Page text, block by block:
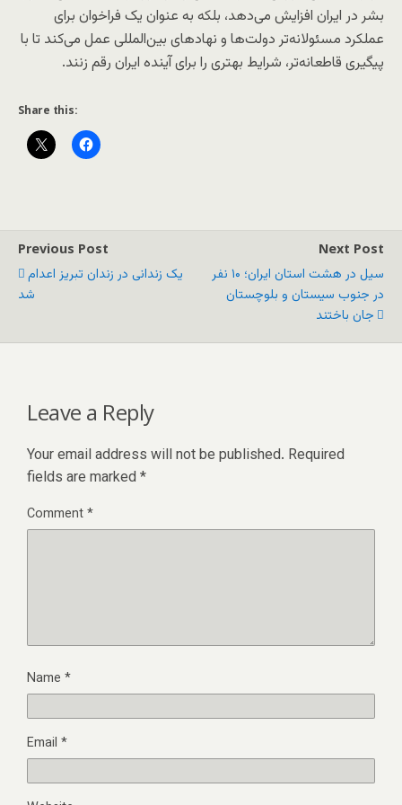
بشر در ایران افزایش می‌دهد، بلکه به عنوان یک فراخوان برای
عملکرد مسئولانه‌تر دولت‌ها و نهادهای بین‌المللی عمل می‌کند تا با
پیگیری قاطعانه‌تر، شرایط بهتری را برای آینده ایران رقم زنند.
Share this:
Previous Post
یک زندانی در زندان تبریز اعدام
شد
Next Post
سیل در هشت استان ایران؛ ۱۰ نفر
در جنوب سیستان و بلوچستان
جان باختند
Leave a Reply
Your email address will not be published. Required
fields are marked *
Comment*
Name *
Email *